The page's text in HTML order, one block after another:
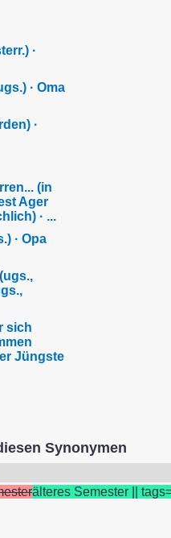
·
· Oma
·
(in
Ager
· ...
· Opa
sich
Jüngste
Synonymen
älteres Semester ||